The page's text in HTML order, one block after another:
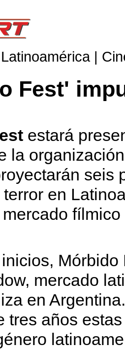
|
Fest'
estará
la
seis
en
mercado
en
tres años